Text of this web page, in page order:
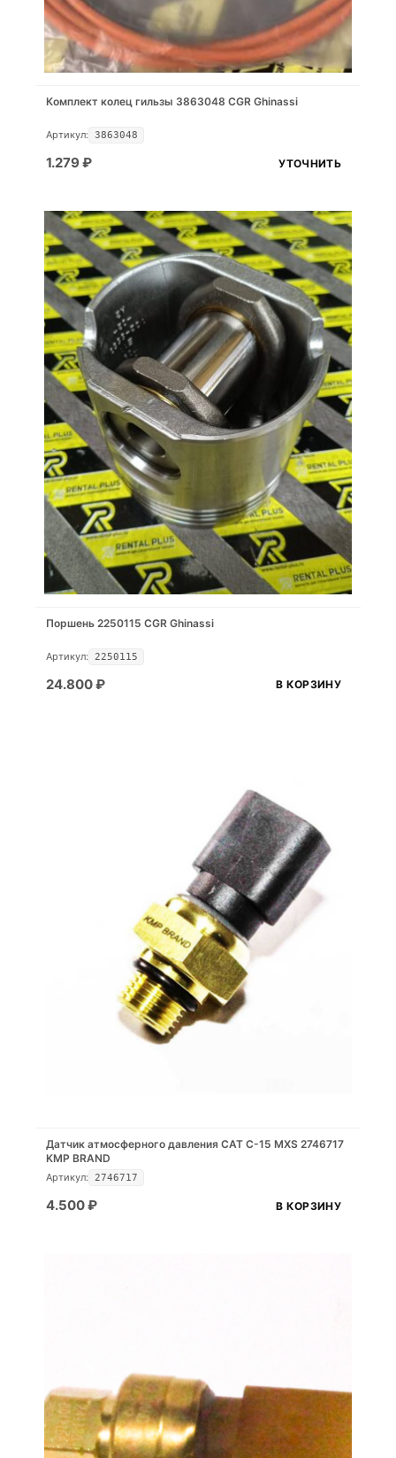
Комплект колец гильзы 3863048 CGR Ghinassi
Артикул: 3863048
1.279 ₽ УТОЧНИТЬ
Поршень 2250115 CGR Ghinassi
Артикул: 2250115
24.800₽ В КОРЗИНУ
Датчик атмосферного давления CAT C-15 MXS 2746717
KMP BRAND
Артикул: 2746717
4.500₽ В КОРЗИНУ